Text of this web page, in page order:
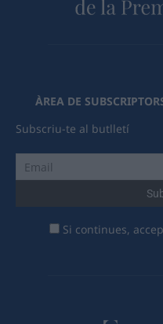
ÀREA DE
Subscriu-te al butlletí
Si continues,